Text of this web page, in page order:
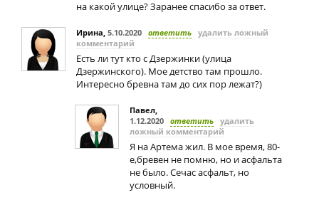
на какой улице? Заранее спасибо за ответ.
Ирина, 5.10.2020 ответить удалить ложный
комментарий
Есть ли тут кто с Дзержинки (улица
Дзержинского). Мое детство там прошло.
Интересно бревна там до сих пор лежат?)
Павел,
1.12.2020 ответить удалить
ложный комментарий
Я на Артема жил. В мое время, 80-
е,бревен не помню, но и асфальта
не было. Сечас асфальт, но
условный.